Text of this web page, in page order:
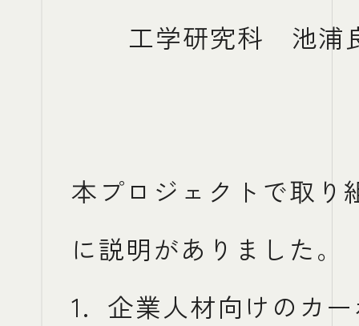
工学研究科 池浦
本プロジェクトで取り
に説明がありました。
1. 企業人材向けのカ